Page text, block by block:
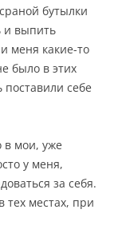
бутылки
и выпить
меня какие-то
было в этих
поставили себе
в мои, уже
у меня,
за себя.
тех местах, при